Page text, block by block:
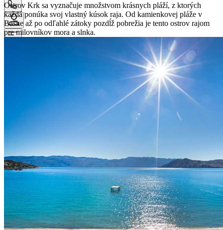
Ostrov Krk sa vyznačuje množstvom krásnych pláží, z ktorých
každá ponúka svoj vlastný kúsok raja. Od kamienkovej pláže v
Baške až po odľahlé zátoky pozdĺž pobrežia je tento ostrov rajom
pre milovníkov mora a slnka.